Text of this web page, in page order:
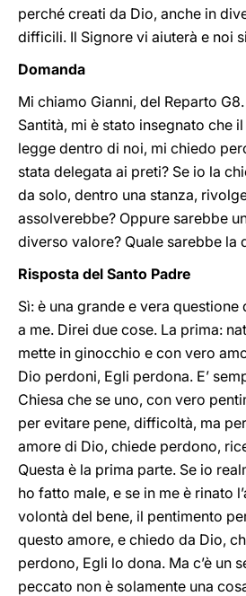
perché creati da Dio, anche in
difficili. Il Signore vi aiuterà e noi
Domanda
Mi chiamo Gianni, del Reparto G8.
Santità, mi è stato insegnato che
legge dentro di noi, mi chiedo
stata delegata ai preti? Se io la
da solo, dentro una stanza,
assolverebbe? Oppure sarebbe
diverso valore? Quale sarebbe la
Risposta del Santo Padre
Sì: è una grande e vera questione
a me. Direi due cose. La prima:
mette in ginocchio e con vero
Dio perdoni, Egli perdona. E’
Chiesa che se uno, con vero
per evitare pene, difficoltà, ma
amore di Dio, chiede perdono,
Questa è la prima parte. Se io
ho fatto male, e se in me è rinato
volontà del bene, il pentimento
questo amore, e chiedo da Dio,
perdono, Egli lo dona. Ma c’è un
peccato non è solamente una